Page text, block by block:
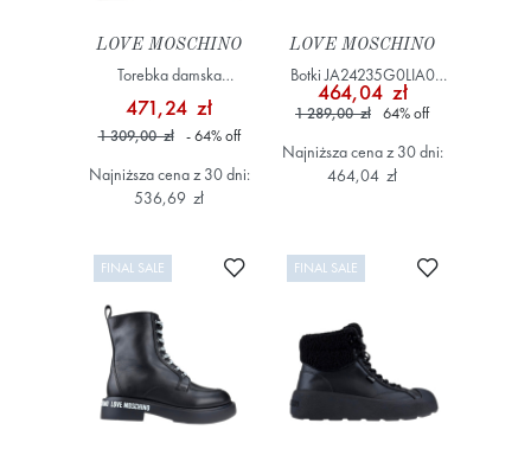
LOVE MOSCHINO
Torebka damska
JC4280PP0OK11
Szary/Srebrny
471,24 zł
1 309,00 zł - 64%off
Najniższa cena z 30 dni:
536,69 zł
LOVE MOSCHINO
Botki JA24235G0LIA0
Czarny
464,04 zł
1 289,00 zł 64%off
Najniższa cena z 30 dni:
464,04 zł
FINAL SALE Dodaj do ulubionych
FINAL SALE Dodaj do